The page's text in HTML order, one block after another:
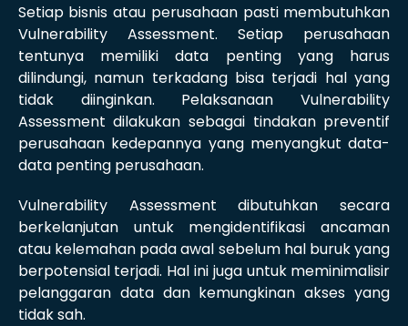
Setiap bisnis atau perusahaan pasti membutuhkan
Vulnerability Assessment. Setiap perusahaan
tentunya memiliki data penting yang harus
dilindungi, namun terkadang bisa terjadi hal yang
tidak diinginkan. Pelaksanaan Vulnerability
Assessment dilakukan sebagai tindakan preventif
perusahaan kedepannya yang menyangkut data-
data penting perusahaan.
Vulnerability Assessment dibutuhkan secara
berkelanjutan untuk mengidentifikasi ancaman
atau kelemahan pada awal sebelum hal buruk yang
berpotensial terjadi. Hal ini juga untuk meminimalisir
pelanggaran data dan kemungkinan akses yang
tidak sah.